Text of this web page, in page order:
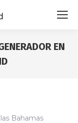
EN
Bahamas